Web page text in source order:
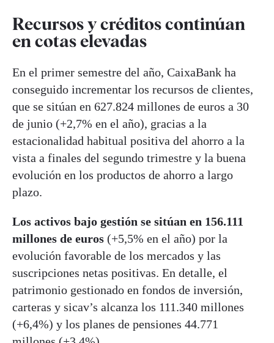
Recursos y créditos continúan
en cotas elevadas
En el primer semestre del año, CaixaBank ha
conseguido incrementar los recursos de clientes,
que se sitúan en 627.824 millones de euros a 30
de junio (+2,7% en el año), gracias a la
estacionalidad habitual positiva del ahorro a la
vista a finales del segundo trimestre y la buena
evolución en los productos de ahorro a largo
plazo.
Los activos bajo gestión se sitúan en 156.111
millones de euros (+5,5% en el año) por la
evolución favorable de los mercados y las
suscripciones netas positivas. En detalle, el
patrimonio gestionado en fondos de inversión,
carteras y sicav’s alcanza los 111.340 millones
(+6,4%) y los planes de pensiones 44.771